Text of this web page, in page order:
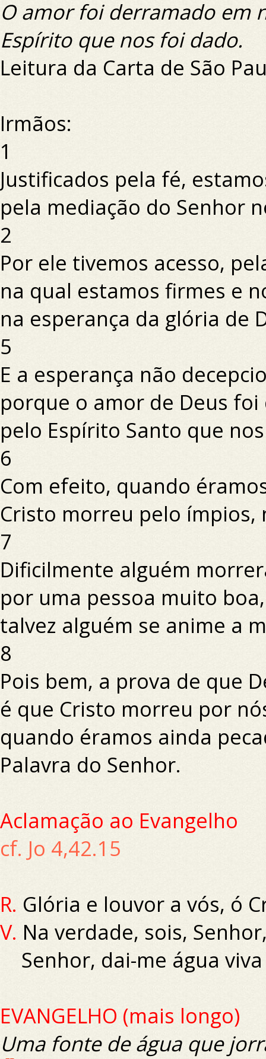
O amor foi derramado em
Espírito que nos foi dado.
Leitura da Carta de São
Irmãos:
1
Justificados pela fé,
pela mediação do Senhor
2
Por ele tivemos acesso,
na qual estamos firmes e
na esperança da glória de
5
E a esperança não
porque o amor de Deus
pelo Espírito Santo que
6
Com efeito, quando
Cristo morreu pelo ímpios,
7
Dificilmente alguém
por uma pessoa muito boa,
talvez alguém se anime a
8
Pois bem, a prova de que
é que Cristo morreu por
quando éramos ainda
Palavra do Senhor.
Aclamação ao Evangelho
cf. Jo 4,42.15
R. Glória e louvor a vós, ó
V. Na verdade, sois,
Senhor, dai-me água
EVANGELHO (mais longo)
Uma fonte de água que